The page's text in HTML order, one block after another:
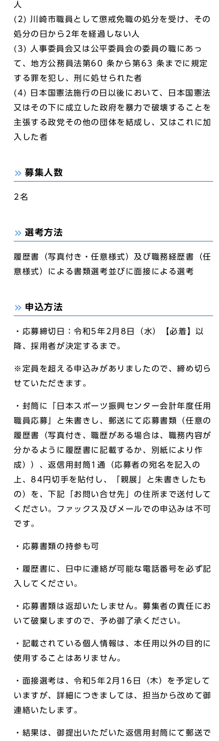
(2) 川崎市職員として懲戒免職の処分を受け、その
処分の日から2年を経過しない人
(3) 人事委員会又は公平委員会の委員の職にあっ
て、地方公務員法第60 条から第63 条までに規定
する罪を犯し、刑に処せられた者
(4) 日本国憲法施行の日以後において、日本国憲法
又はその下に成立した政府を暴力で破壊することを
主張する政党その他の団体を結成し、又はこれに加
入した者
募集人数
2名
選考方法
履歴書（写真付き・任意様式）及び職務経歴書（任
意様式）による書類選考並びに面接による選考
申込方法
・応募締切日：令和5年2月8日（水）【必着】以
降、採用者が決定するまで。
※定員を超える申込みがありましたので、締め切ら
せていただきます。
・封筒に「日本スポーツ振興センター会計年度任用
職員応募」と朱書きし、郵送にて応募書類（任意の
履歴書（写真付き、職歴がある場合は、職務内容が
分かるように履歴書に記載するか、別紙により作
成））、返信用封筒1通（応募者の宛名を記入の
上、84円切手を貼付し、「親展」と朱書きしたも
の）を、下記「お問い合せ先」の住所まで送付して
ください。ファックス及びメールでの申込みは不可
です。
・応募書類の持参も可
・履歴書に、日中に連絡が可能な電話番号を必ず記
入してください。
・応募書類は返却いたしません。募集者の責任にお
いて破棄しますので、予め御了承ください。
・記載されている個人情報は、本任用以外の目的に
使用することはありません。
・面接選考は、令和5年2月16日（木）を予定して
いますが、詳細につきましては、担当から改めて御
連絡いたします。
・結果は、御提出いただいた返信用封筒にて郵送で